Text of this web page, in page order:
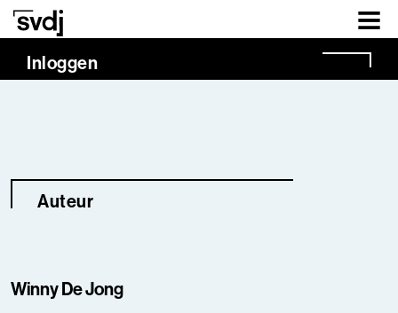
Naar hoofdinhoud
Inloggen
Auteur
Winny De Jong